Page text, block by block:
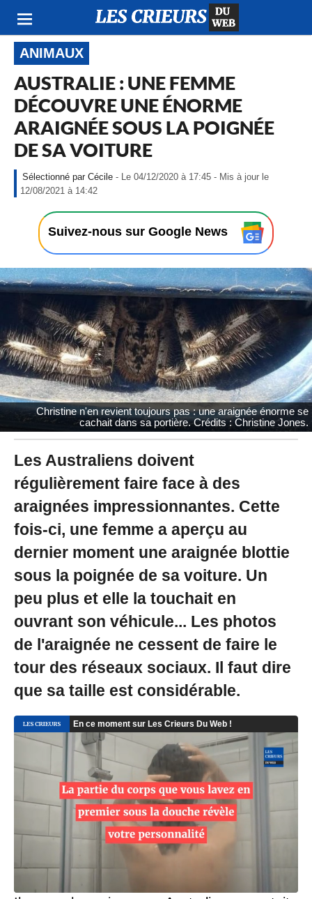
ANIMAUX
AUSTRALIE : UNE FEMME
DÉCOUVRE UNE ÉNORME
ARAIGNÉE SOUS LA POIGNÉE
DE SA VOITURE
Cécile - Le 04/12/2020 à 17:45 - Mis à jour le
12/08/2021 à 14:42
0
/
1
2
/
2
0
2
0
à
1
7
:
4
5
-
M
i
s
r
l
e
1
2
0
8
2
2
à
1
4
2
Suivez-nous sur Google News
Christine n'en revient toujours pas : une araignée énorme se
cachait dans sa portière. Crédits : Christine Jones.
Les Australiens doivent
régulièrement faire face à des
araignées impressionnantes. Cette
fois-ci, une femme a aperçu au
dernier moment une araignée blottie
sous la poignée de sa voiture. Un
peu plus et elle la touchait en
ouvrant son véhicule... Les photos
de l'araignée ne cessent de faire le
tour des réseaux sociaux. Il faut dire
que sa taille est considérable.